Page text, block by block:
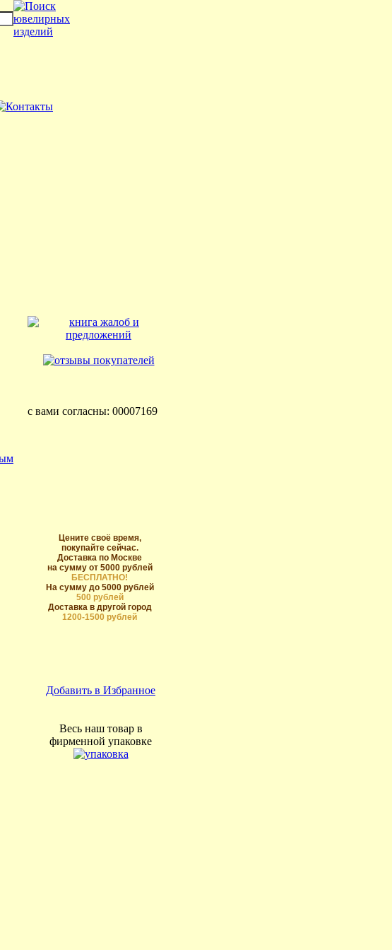
с вами согласны: 00007169
Цените своё время,
покупайте сейчас.
Доставка по Москве
на сумму от 5000 рублей
БЕСПЛАТНО!
На сумму до 5000 рублей
500 рублей
Доставка в другой город
1200-1500 рублей
Добавить в Избранное
Весь наш товар в
фирменной упаковке